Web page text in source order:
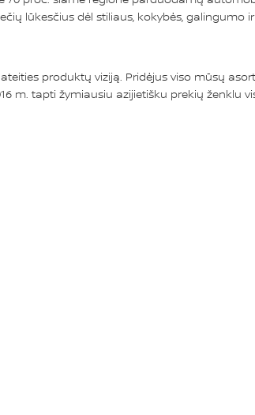
lūkesčius dėl stiliaus, kokybės, galingumo
produktų viziją. Pridėjus viso mūsų
m. tapti žymiausiu azijietišku prekių ženklu